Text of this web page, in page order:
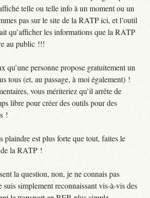
telle ou telle info à un moment ou un
pas sur le site de la RATP ici, et l’outil
qu’afficher les informations que la RATP
au public !!!
qu’une personne propose gratuitement un
tous (et, au passage, à moi également) !
vous mériteriez qu’il arrête de
libre pour créer des outils pour des
!
plaindre est plus forte que tout, faites le
la RATP !
la question, non, je ne connais pas
simplement reconnaissant vis-à-vis des